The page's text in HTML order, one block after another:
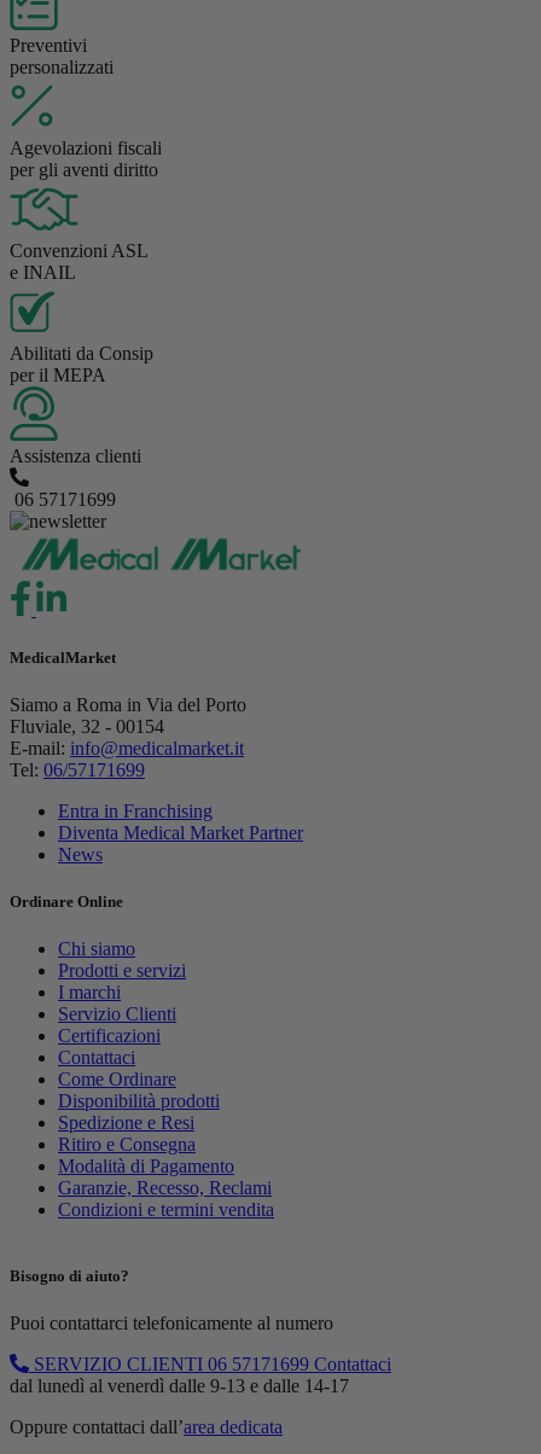
Preventivi
personalizzati
Agevolazioni fiscali
per gli aventi diritto
Convenzioni ASL
e INAIL
Abilitati da Consip
per il MEPA
Assistenza clienti
06 57171699
MedicalMarket
Siamo a Roma in Via del Porto
Fluviale, 32 - 00154
E-mail: info@medicalmarket.it
Tel: 06/57171699
Entra in Franchising
Diventa Medical Market Partner
News
Ordinare Online
Chi siamo
Prodotti e servizi
I marchi
Servizio Clienti
Certificazioni
Contattaci
Come Ordinare
Disponibilità prodotti
Spedizione e Resi
Ritiro e Consegna
Modalità di Pagamento
Garanzie, Recesso, Reclami
Condizioni e termini vendita
Bisogno di aiuto?
Puoi contattarci telefonicamente al numero
SERVIZIO CLIENTI 06 57171699 Contattaci
dal lunedì al venerdì dalle 9-13 e dalle 14-17
Oppure contattaci dall’area dedicata